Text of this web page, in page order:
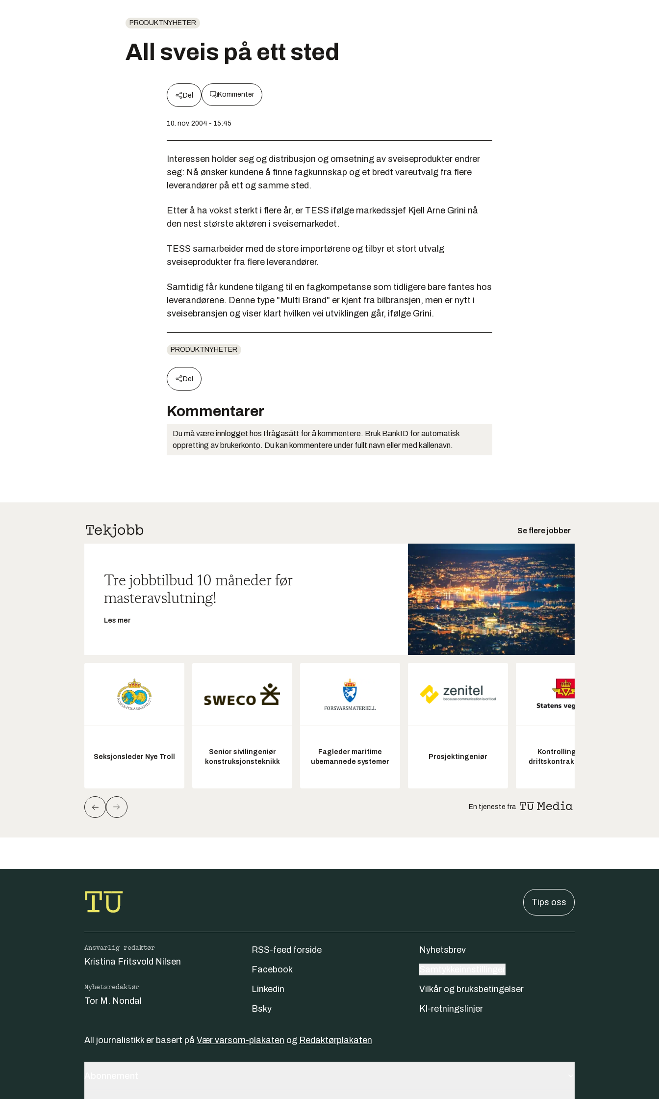
PRODUKTNYHETER
All sveis på ett sted
Del Kommenter
10. nov. 2004 - 15:45
Interessen holder seg og distribusjon og omsetning av sveiseprodukter endrer
seg: Nå ønsker kundene å finne fagkunnskap og et bredt vareutvalg fra flere
leverandører på ett og samme sted.
Etter å ha vokst sterkt i flere år, er TESS ifølge markedssjef Kjell Arne Grini nå
den nest største aktøren i sveisemarkedet.
TESS samarbeider med de store importørene og tilbyr et stort utvalg
sveiseprodukter fra flere leverandører.
Samtidig får kundene tilgang til en fagkompetanse som tidligere bare fantes hos
leverandørene. Denne type "Multi Brand" er kjent fra bilbransjen, men er nytt i
sveisebransjen og viser klart hvilken vei utviklingen går, ifølge Grini.
PRODUKTNYHETER
Del
Kommentarer
Du må være innlogget hos Ifrågasätt for å kommentere. Bruk BankID for automatisk
oppretting av brukerkonto. Du kan kommentere under fullt navn eller med kallenavn.
Se flere jobber
Tre jobbtilbud 10 måneder før
masteravslutning!
Les mer
Seksjonsleder Nye Troll
Senior sivilingeniør
konstruksjonsteknikk
Fagleder maritime
ubemannede systemer
Prosjektingeniør
Kontrollingeniør
driftskontrakt elektro
En tjeneste fra
Tips oss
Ansvarlig redaktør
Kristina Fritsvold Nilsen
Nyhetsredaktør
Tor M. Nondal
RSS-feed forside
Facebook
Linkedin
Bsky
Nyhetsbrev
Vilkår og bruksbetingelser
KI-retningslinjer
All journalistikk er basert på Vær varsom-plakaten og Redaktørplakaten